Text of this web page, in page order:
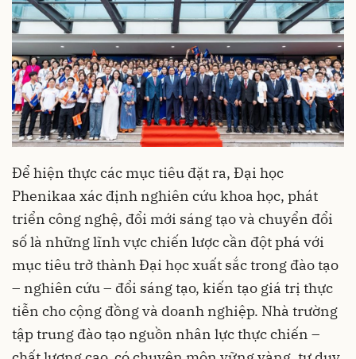
Để hiện thực các mục tiêu đặt ra, Đại học
Phenikaa xác định nghiên cứu khoa học, phát
triển công nghệ, đổi mới sáng tạo và chuyển đổi
số là những lĩnh vực chiến lược cần đột phá với
mục tiêu trở thành Đại học xuất sắc trong đào tạo
– nghiên cứu – đổi sáng tạo, kiến tạo giá trị thực
tiễn cho cộng đồng và doanh nghiệp. Nhà trường
tập trung đào tạo nguồn nhân lực thực chiến –